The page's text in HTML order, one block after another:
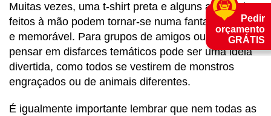
Muitas vezes, uma t-shirt preta e alguns acessórios
feitos à mão podem tornar-se numa fantasia original
e memorável. Para grupos de amigos ou irmãos,
pensar em disfarces temáticos pode ser uma ideia
divertida, como todos se vestirem de monstros
engraçados ou de animais diferentes.
É igualmente importante lembrar que nem todas as
Pedir
orçamento
GRÁTIS